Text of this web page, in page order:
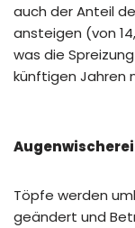
auch der Anteil
ansteigen (von
was die
künftigen Jahren
Töpfe werden
geändert und